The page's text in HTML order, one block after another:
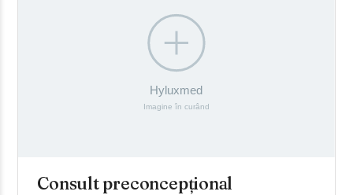
Consult preconcepțional